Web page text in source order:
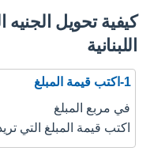
كيفية تحويل
اللبنانية
1-اكتب قيمة المبلغ
في مربع المبلغ
اكتب قيمة المبلغ التي